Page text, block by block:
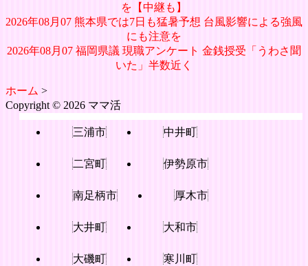
を【中継も】
2026年08月07 熊本県では7日も猛暑予想 台風影響による強風
にも注意を
2026年08月07 福岡県議 現職アンケート 金銭授受「うわさ聞
いた」半数近く
ホーム >
Copyright © 2026 ママ活
三浦市 中井町
二宮町 伊勢原市
南足柄市 厚木市
大井町 大和市
大磯町 寒川町